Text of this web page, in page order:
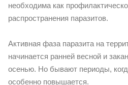
необходима как
распространения паразитов.
Активная фаза паразита на
начинается ранней весной и
осенью. Но бывают периоды,
особенно повышается.